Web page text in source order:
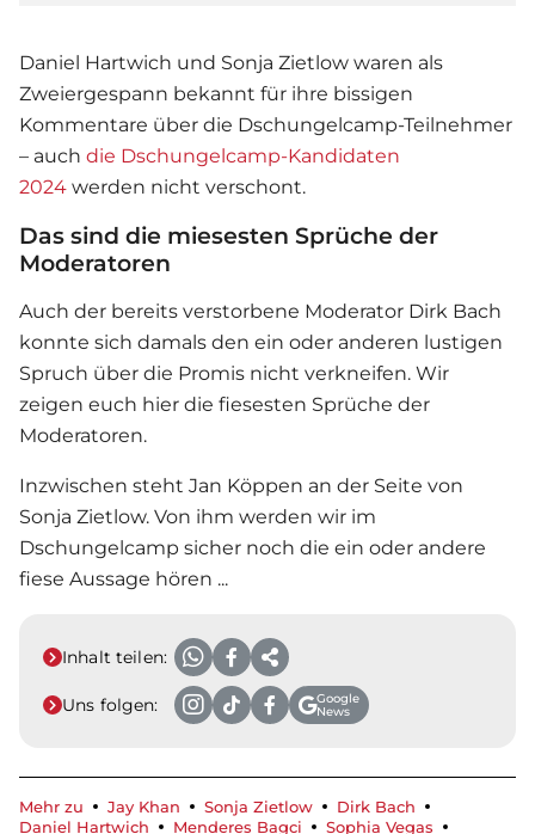
Daniel Hartwich und Sonja Zietlow waren als
Zweiergespann bekannt für ihre bissigen
Kommentare über die Dschungelcamp-Teilnehmer
– auch die Dschungelcamp-Kandidaten
2024 werden nicht verschont.
Das sind die miesesten Sprüche der
Moderatoren
Auch der bereits verstorbene Moderator Dirk Bach
konnte sich damals den ein oder anderen lustigen
Spruch über die Promis nicht verkneifen. Wir
zeigen euch hier die fiesesten Sprüche der
Moderatoren.
Inzwischen steht Jan Köppen an der Seite von
Sonja Zietlow. Von ihm werden wir im
Dschungelcamp sicher noch die ein oder andere
fiese Aussage hören ...
Inhalt teilen:
Uns folgen:
Google
News
Mehr zu Jay Khan Sonja Zietlow
Dirk Bach
Daniel Hartwich
Menderes Bagci Sophia Vegas